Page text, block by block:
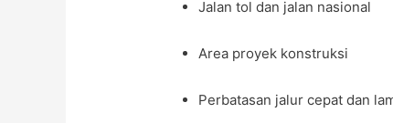
Jalan tol dan jalan nasional
Area proyek konstruksi
Perbatasan jalur cepat dan